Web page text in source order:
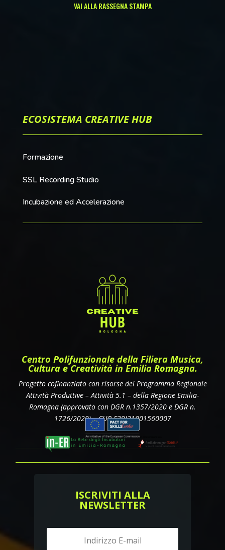
VAI ALLA RASSEGNA STAMPA
ECOSISTEMA CREATIVE HUB
Formazione
SSL Recording Studio
Incubazione ed Accelerazione
Centro Polifunzionale della Filiera Musica,
Cultura e Creatività in Emilia Romagna.
Progetto cofinanziato con risorse del Programma Regionale
Attività Produttive – Attività 5.1 – della Regione Emilia-
Romagna (approvato con DGR n.1357/2020 e DGR n.
1726/2020)– CUP E39J21001560007
ISCRIVITI ALLA
NEWSLETTER